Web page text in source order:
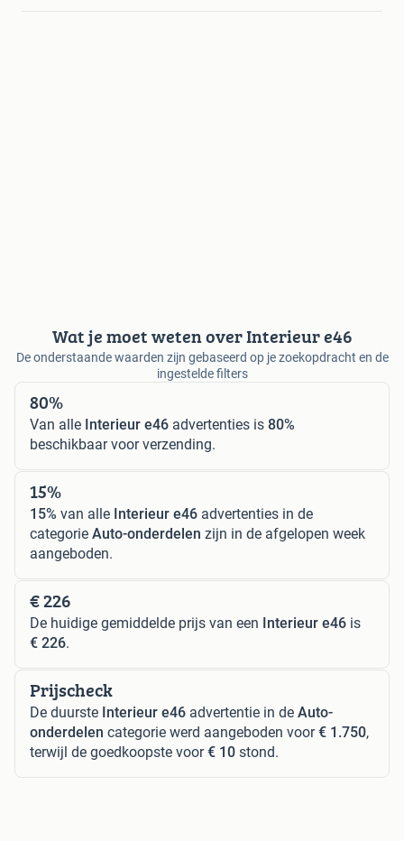
Wat je moet weten over Interieur e46
De onderstaande waarden zijn gebaseerd op je zoekopdracht en de
ingestelde filters
80%
Van alle Interieur e46 advertenties is 80%
beschikbaar voor verzending.
15%
15% van alle Interieur e46 advertenties in de
categorie Auto-onderdelen zijn in de afgelopen week
aangeboden.
€ 226
De huidige gemiddelde prijs van een Interieur e46 is
€ 226.
Prijscheck
De duurste Interieur e46 advertentie in de Auto-
onderdelen categorie werd aangeboden voor€ 1.750,
terwijl de goedkoopste voor€ 10 stond.